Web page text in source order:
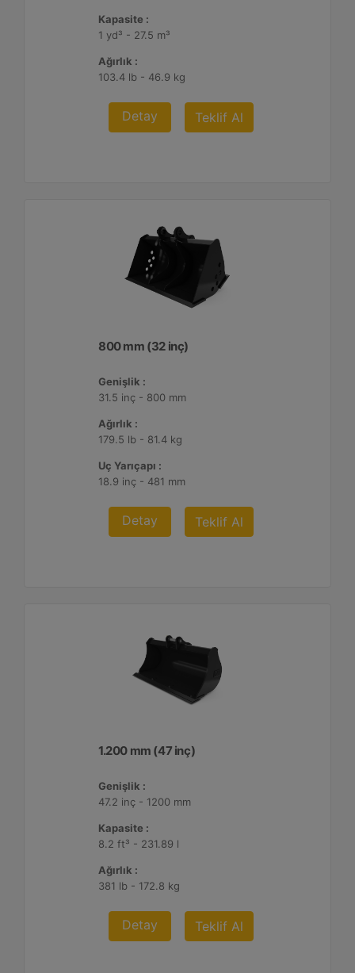
Kapasite :
1 yd³ - 27.5 m³
Ağırlık :
103.4 lb - 46.9 kg
Detay Teklif Al
800 mm (32 inç)
Genişlik :
31.5 inç - 800 mm
Ağırlık :
179.5 lb - 81.4 kg
Uç Yarıçapı :
18.9 inç - 481 mm
Detay Teklif Al
1.200 mm (47 inç)
Genişlik :
47.2 inç - 1200 mm
Kapasite :
8.2 ft³ - 231.89 l
Ağırlık :
381 lb - 172.8 kg
Detay Teklif Al